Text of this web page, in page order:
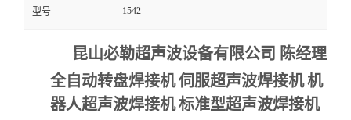
型号 1542
昆山必勒超声波设备有限公司 陈经理
全自动转盘焊接机伺服超声波焊接机机
器人超声波焊接机标准型超声波焊接机